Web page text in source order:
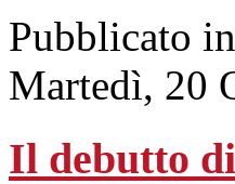
Pubblicato in
Martedì, 20
Il debutto